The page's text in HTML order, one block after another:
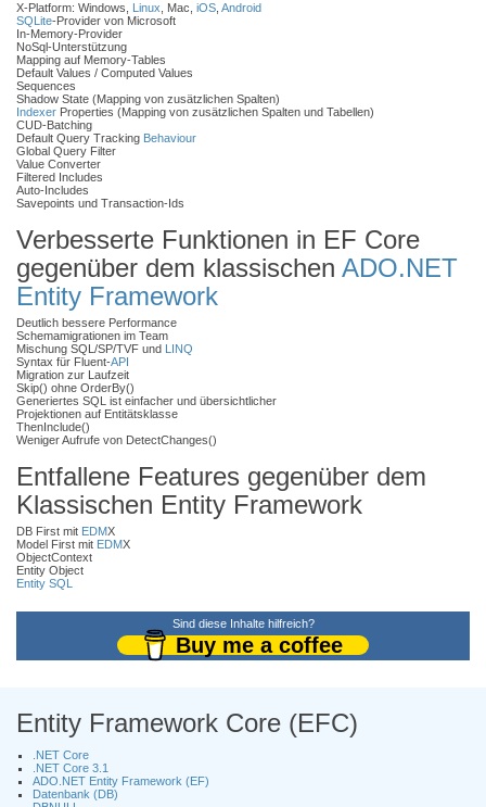
X-Platform: Windows, Linux , Mac, iOS Android
SQLite-Provider von Microsoft
In-Memory-Provider
NoSql-Unterstützung
Mapping auf Memory-Tables
Default Values / Computed Values
Sequences
Shadow State (Mapping von zusätzlichen Spalten)
Indexer Properties (Mapping von zusätzlichen Spalten und Tabellen)
CUD-Batching
Default Query Tracking Behaviour
Global Query Filter
Value Converter
Filtered Includes
Auto-Includes
Savepoints und Transaction-Ids
Verbesserte Funktionen in EF Core
gegenüber dem klassischen ADO.NET
Entity Framework
Deutlich bessere Performance
Schemamigrationen im Team
Mischung SQL/SP/TVF und LINQ
Syntax für Fluent-API
Migration zur Laufzeit
Skip() ohne OrderBy()
Generiertes SQL ist einfacher und übersichtlicher
Projektionen auf Entitätsklasse
ThenInclude()
Weniger Aufrufe von DetectChanges()
Entfallene Features gegenüber dem
Klassischen Entity Framework
DB First mit EDMX
Model First mit EDMX
ObjectContext
Entity Object
Entity SQL
Sind diese Inhalte hilfreich?
Buy me a coffee
Entity Framework Core (EFC)
.NET Core
.NET Core 3.1
ADO.NET Entity Framework (EF)
Datenbank (DB)